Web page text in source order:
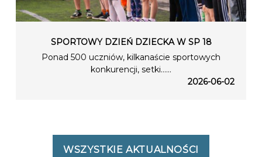
SPORTOWY DZIEŃ DZIECKA W SP 18
Ponad 500 uczniów, kilkanaście sportowych
konkurencji, setki…...
2026-06-02
WSZYSTKIE AKTUALNOŚCI